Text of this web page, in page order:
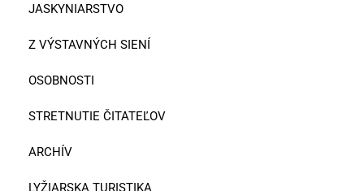
JASKYNIARSTVO
Z VÝSTAVNÝCH SIENÍ
OSOBNOSTI
STRETNUTIE ČITATEĽOV
ARCHÍV
LYŽIARSKA TURISTIKA